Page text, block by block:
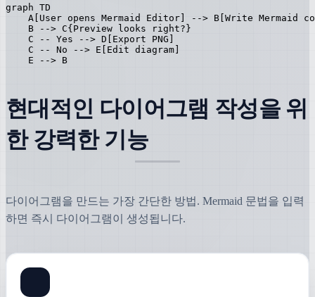
graph TD
A[User opens Mermaid Editor] --> B[Write Mermaid
    B --> C{Preview looks right?}
    C -- Yes --> D[Export PNG]
    C -- No --> E[Edit diagram]
    E --> B
현대적인 다이어그램 작성을 위
한 강력한 기능
다이어그램을 만드는 가장 간단한 방법. Mermaid 문법을 입력
하면 즉시 다이어그램이 생성됩니다.